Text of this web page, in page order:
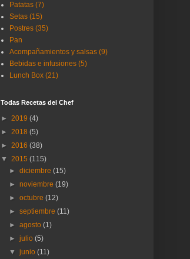
Patatas (7)
Setas (15)
Postres (35)
Pan
Acompañamientos y salsas (9)
Bebidas e infusiones (5)
Lunch Box (21)
Todas Recetas del Chef
► 2019 (4)
► 2018 (5)
► 2016 (38)
▼ 2015 (115)
►diciembre(15)
►noviembre(19)
►octubre(12)
►septiembre(11)
►agosto(1)
►julio(5)
▼junio(11)